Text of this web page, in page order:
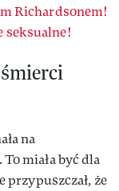
Richardsonem!
seksualne!
na
miała być dla
przypuszczał, że